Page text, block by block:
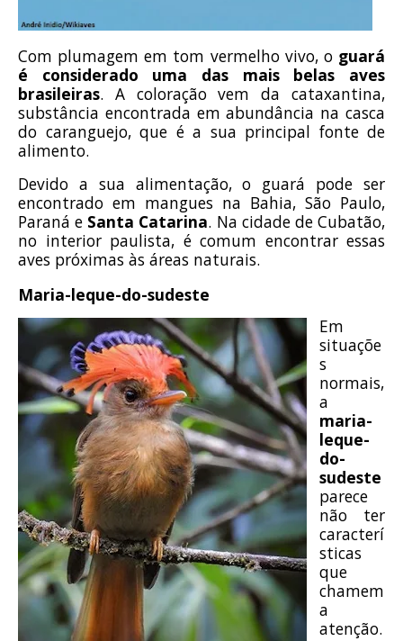
Com plumagem em tom vermelho vivo, o guará
é considerado uma das mais belas aves
brasileiras. A coloração vem da cataxantina,
substância encontrada em abundância na casca
do caranguejo, que é a sua principal fonte de
alimento.
Devido a sua alimentação, o guará pode ser
encontrado em mangues na Bahia, São Paulo,
Paraná e Santa Catarina. Na cidade de Cubatão,
no interior paulista, é comum encontrar essas
aves próximas às áreas naturais.
Maria-leque-do-sudeste
Em
situaçõe
s
normais,
a
maria-
leque-
do-
sudeste
parece
não ter
caracterí
sticas
que
chamem
a
atenção.